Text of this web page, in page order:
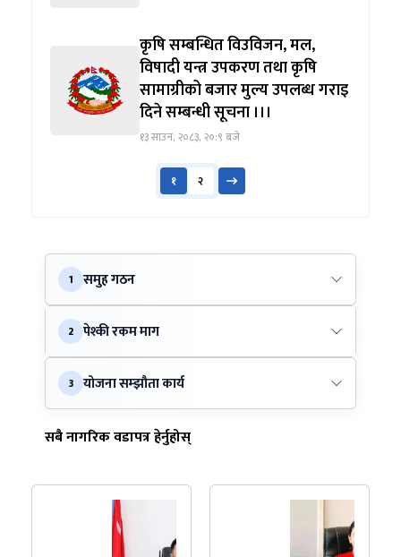
कृषि सम्बन्धित विउविजन, मल,
विषादी यन्त्र उपकरण तथा कृषि
सामाग्रीको बजार मुल्य उपलब्ध गराइ
दिने सम्बन्धी सूचना ।।।
१३ साउन, २०८३, २०:९ बजे
१ २
1 समुह गठन
2 पेश्की रकम माग
3 योजना सम्झौता कार्य
सबै नागरिक वडापत्र हेर्नुहोस्